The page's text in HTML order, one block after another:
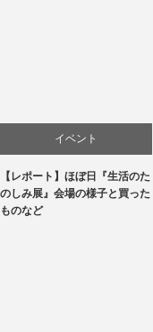
イベント
お店
【レポート】ほぼ日『生活のた
のしみ展』会場の様子と買った
ものなど